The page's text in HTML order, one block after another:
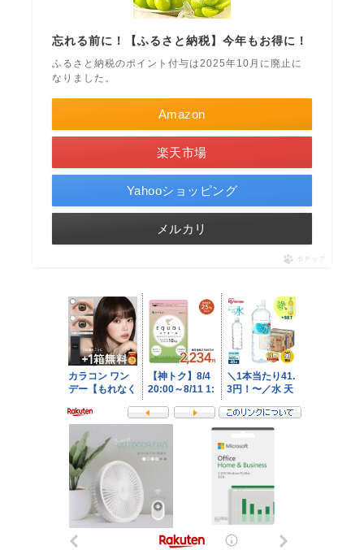
忘れる前に！【ふるさと納税】今年もお得に！
ふるさと納税のポイント付与は2025年10月に廃止に
なりました。
Amazon
楽天市場
Yahooショッピング
メルカリ
ポチップ